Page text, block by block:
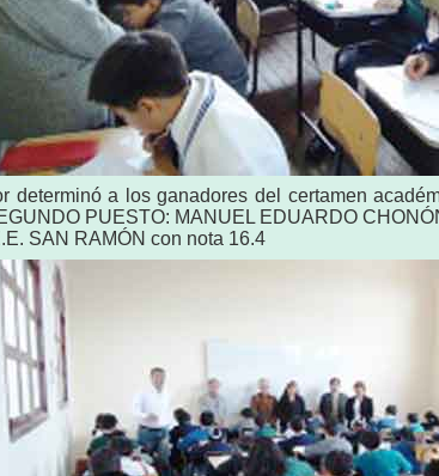
determinó a los ganadores del certamen
PUESTO: MANUEL EDUARDO
SAN RAMÓN con nota 16.4